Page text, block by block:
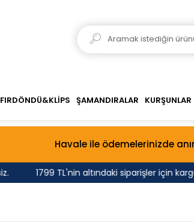
Havale ile ödemelerinizde
1799 TL'nin altındaki siparişler için kargo
FIRDÖNDÜ&KLİPS ŞAMANDIRALAR KURŞUNLAR